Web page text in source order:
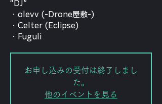
“DJ”
・olevv (-Drone屋敷-)
・Celter (Eclipse)
・Fuguli
お申し込みの受付は終了しまし
た。
他のイベントを見る